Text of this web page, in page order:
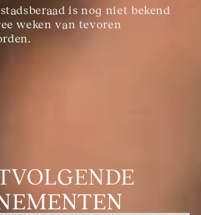
is nog niet bekend
weken van tevoren